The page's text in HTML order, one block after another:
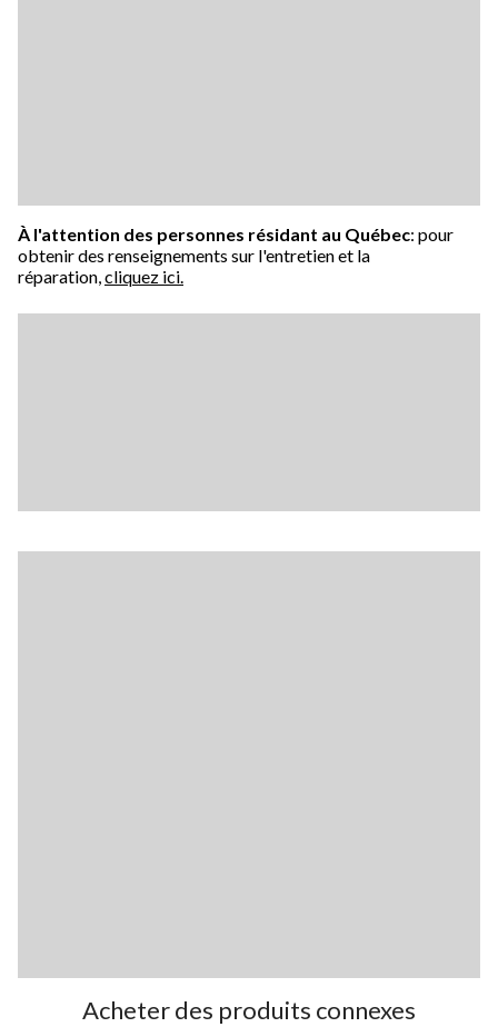
À l'attention des personnes résidant au Québec: pour
obtenir des renseignements sur l'entretien et la
réparation,cliquez ici.
Acheter des produits connexes